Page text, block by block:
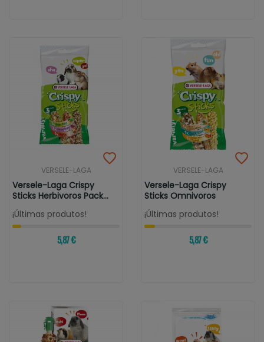
VERSELE-LAGA
Versele-Laga Crispy
Sticks Herbivoros Pack
Variado
¡Últimas produtos!
5,87 €
VERSELE-LAGA
Versele-Laga Crispy
Sticks Omnivoros
¡Últimas produtos!
5,87 €